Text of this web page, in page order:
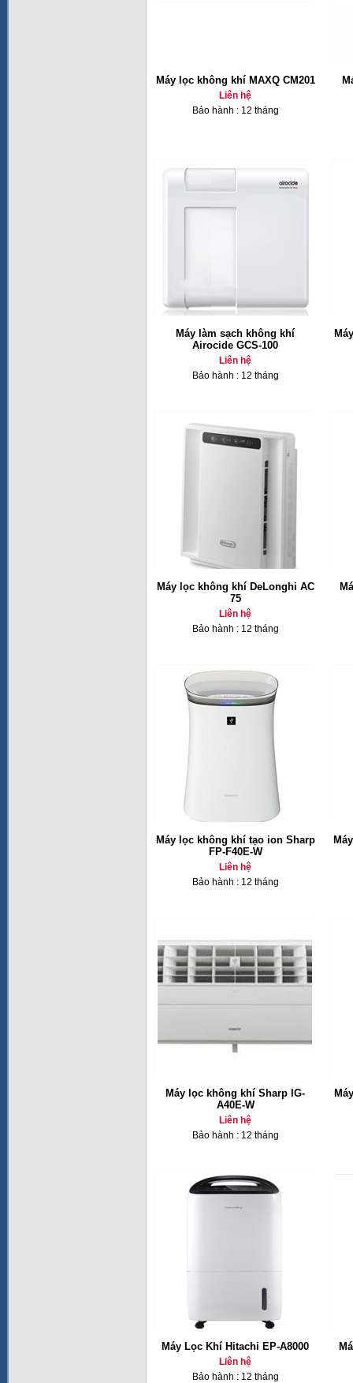
Máy lọc không khí MAXQ CM201
Liên hệ
Bảo hành : 12 tháng
Máy làm sạch không khí
Airocide GCS-100
Liên hệ
Bảo hành : 12 tháng
Máy lọc không khí DeLonghi AC
75
Liên hệ
Bảo hành : 12 tháng
Máy lọc không khí tạo ion Sharp
FP-F40E-W
Liên hệ
Bảo hành : 12 tháng
Máy lọc không khí Sharp IG-
A40E-W
Liên hệ
Bảo hành : 12 tháng
Máy Lọc Khí Hitachi EP-A8000
Liên hệ
Bảo hành : 12 tháng